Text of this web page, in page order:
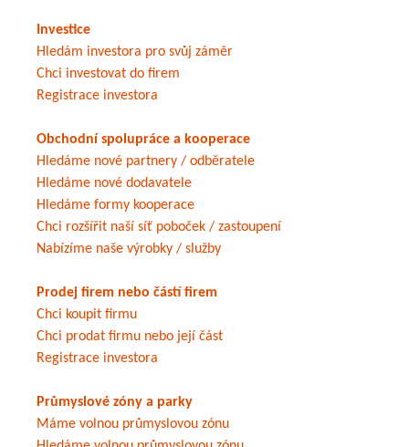
Investice
Hledám investora pro svůj záměr
Chci investovat do firem
Registrace investora
Obchodní spolupráce a kooperace
Hledáme nové partnery / odběratele
Hledáme nové dodavatele
Hledáme formy kooperace
Chci rozšířit naší síť poboček / zastoupení
Nabízíme naše výrobky / služby
Prodej firem nebo částí firem
Chci koupit firmu
Chci prodat firmu nebo její část
Registrace investora
Průmyslové zóny a parky
Máme volnou průmyslovou zónu